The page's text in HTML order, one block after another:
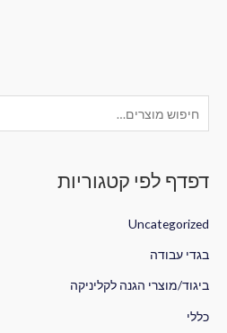
י
ו
ע
ב
:
דפדף לפי קטגוריות
Uncategorized
בגדי עבודה
ביגוד/מוצרי הגנה לקליניקה
כללי